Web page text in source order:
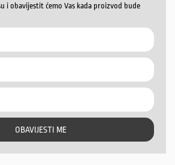
i obavijestit ćemo Vas kada proizvod bude
OBAVIJESTI ME